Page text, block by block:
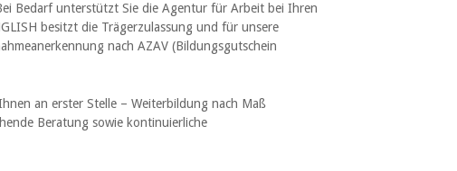
Bedarf unterstützt Sie die Agentur für Arbeit bei Ihren
besitzt die Trägerzulassung und für unsere
nach AZAV (Bildungsgutschein
an erster Stelle – Weiterbildung nach Maß
Beratung sowie kontinuierliche